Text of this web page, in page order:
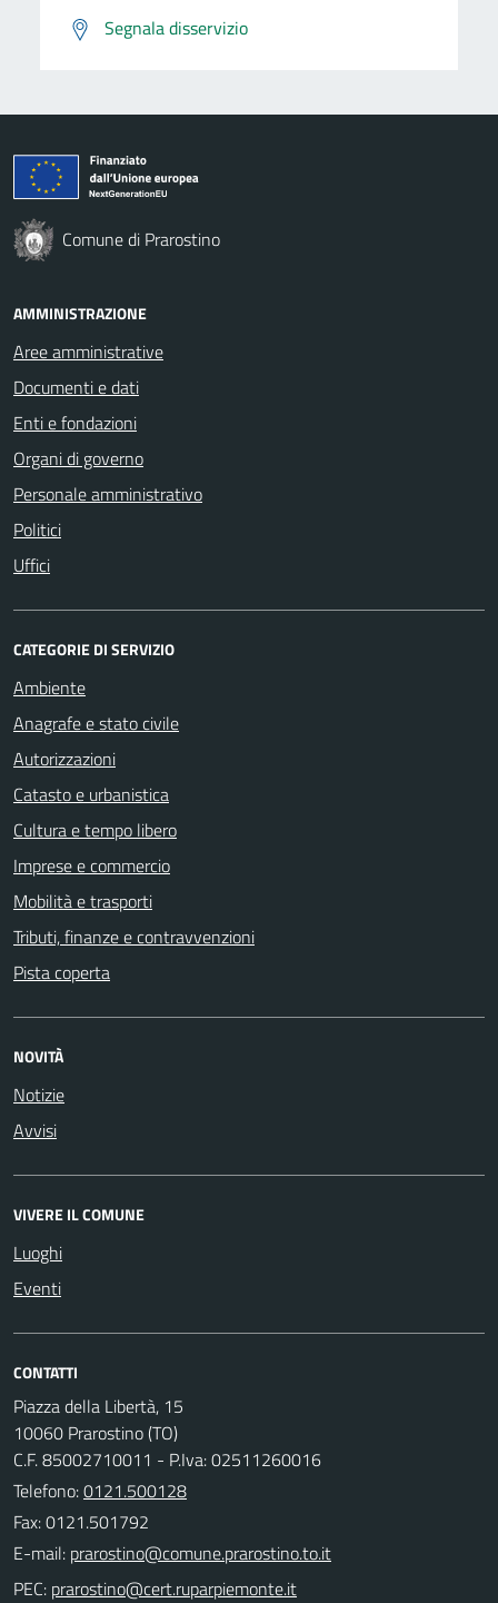
Segnala disservizio
Comune di Prarostino
AMMINISTRAZIONE
Aree amministrative
Documenti e dati
Enti e fondazioni
Organi di governo
Personale amministrativo
Politici
Uffici
CATEGORIE DI SERVIZIO
Ambiente
Anagrafe e stato civile
Autorizzazioni
Catasto e urbanistica
Cultura e tempo libero
Imprese e commercio
Mobilità e trasporti
Tributi, finanze e contravvenzioni
Pista coperta
NOVITÀ
Notizie
Avvisi
VIVERE IL COMUNE
Luoghi
Eventi
CONTATTI
Piazza della Libertà, 15
10060 Prarostino (TO)
C.F. 85002710011 - P.Iva: 02511260016
Telefono:0121.500128
Fax: 0121.501792
E-mail:
PEC: